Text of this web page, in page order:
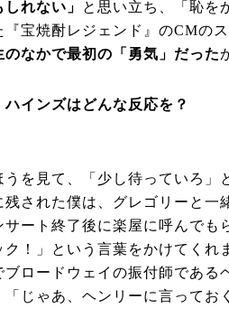
れない」
と思い立ち、「恥を
宝焼酎レジェンド』のCMの
なかで最初の「勇気」だった
インズはどんな反応を？
を見て、「少し待っていろ」
された僕は、グレゴリーと一
ート終了後に楽屋に呼んでも
！」という言葉をかけてくれ
ロードウェイの振付師である
じゃあ、ヘンリーに言ってお